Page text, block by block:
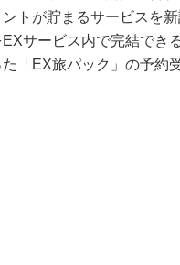
トが貯まるサービスを
サービス内で完結でき
「EX旅パック」の予約